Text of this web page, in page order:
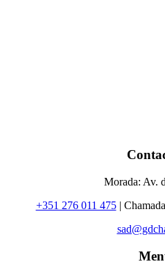
Morada: Av.
+351 276 011 475|